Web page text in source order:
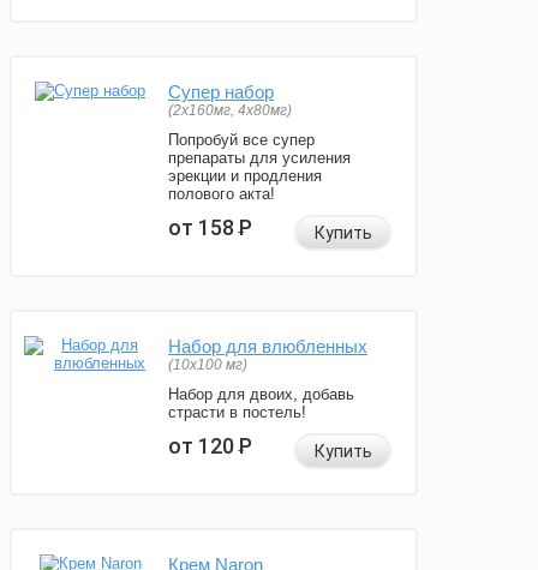
Супер набор
(2х160мг, 4х80мг)
Попробуй все супер
препараты для усиления
эрекции и продления
полового акта!
от 158Р Купить
Набор для влюбленных
(10х100 мг)
Набор для двоих, добавь
страсти в постель!
от 120Р Купить
Крем Naron